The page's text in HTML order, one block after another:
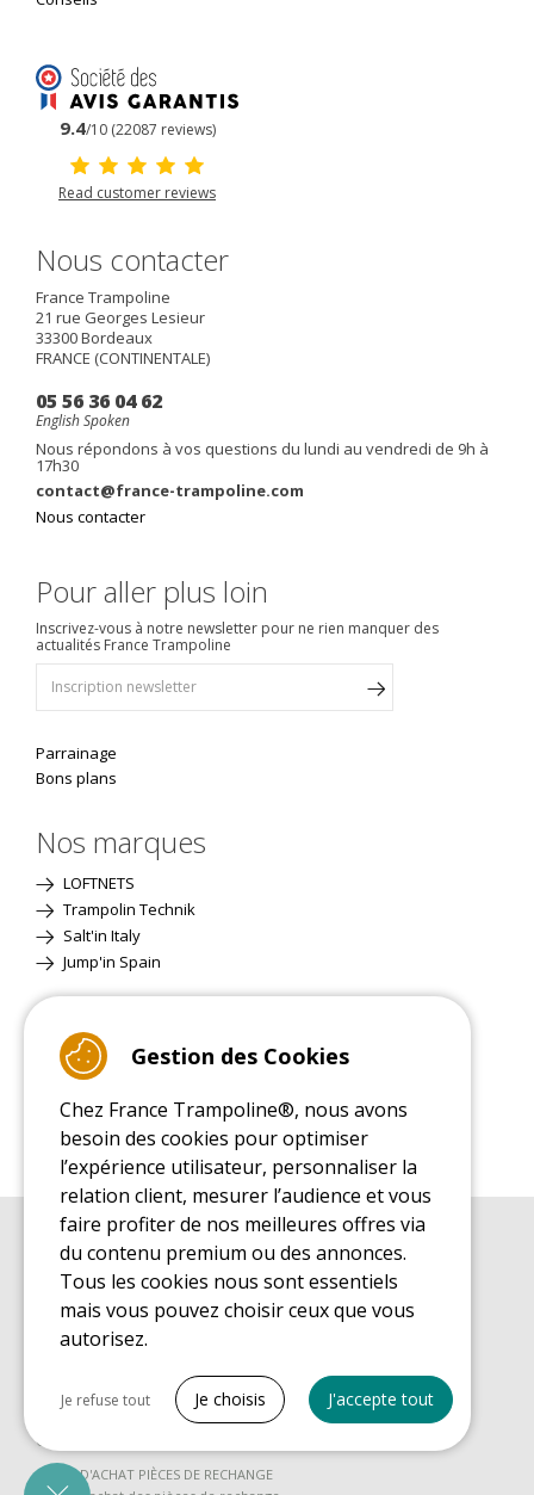
9.4/10 (22087 reviews)
Read customer reviews
Nous contacter
France Trampoline
21 rue Georges Lesieur
33300Bordeaux
FRANCE (CONTINENTALE)
05 56 36 04 62
English Spoken
Nous répondons à vos questions du lundi au vendredi de 9h à
17h30
contact@france-trampoline.com
Nous contacter
Pour aller plus loin
Inscrivez-vous à notre newsletter pour ne rien manquer des
actualités France Trampoline
Parrainage
Bons plans
Nos marques
LOFTNETS
Trampolin Technik
Salt'in Italy
Jump'in Spain
Site Classique
GUIDE D'ACHAT
Guide d'achat pour les trampolines de loisirs
GUIDE DE MONTAGE
Guide de montage pour les trampolines de loisirs
Guide d'entretien des trampolines de loisirs
Guide de découverte des trampolines de loisirs
GUIDE D'ACHAT PIÈCES DE RECHANGE
Gestion des Cookies
Chez France Trampoline®, nous avons
besoin des cookies pour optimiser
l’expérience utilisateur, personnaliser la
relation client, mesurer l’audience et vous
faire profiter de nos meilleures offres via
du contenu premium ou des annonces.
Tous les cookies nous sont essentiels
mais vous pouvez choisir ceux que vous
autorisez.
Cookies nécessaires
PrestaShop
Nécessaire au fonctionnement du site
Je refuse tout Je choisis J'accepte tout